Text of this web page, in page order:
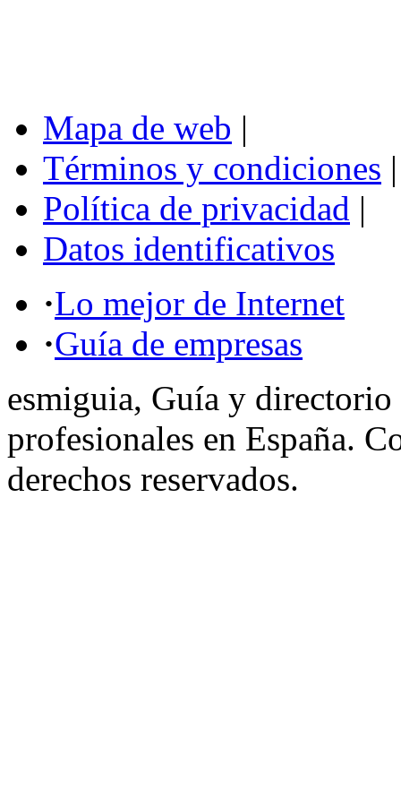
Mapa de web |
Términos y condiciones |
Política de privacidad |
Datos identificativos
·Lo mejor de Internet
·Guía de empresas
esmiguia, Guía y directorio
profesionales en España.
derechos reservados.